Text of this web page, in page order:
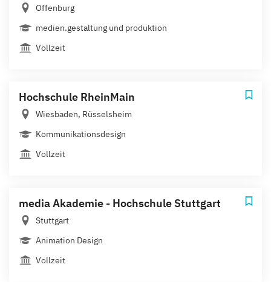
Offenburg
medien.gestaltung und produktion
Vollzeit
Hochschule RheinMain
Wiesbaden, Rüsselsheim
Kommunikationsdesign
Vollzeit
media Akademie - Hochschule Stuttgart
Stuttgart
Animation Design
Vollzeit